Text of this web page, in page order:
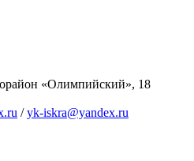
«Олимпийский», 18
/yk-iskra@yandex.ru